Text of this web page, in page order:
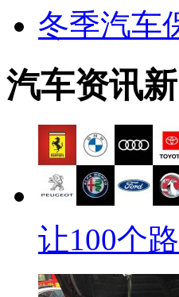
冬季汽车
汽车资讯
让100个